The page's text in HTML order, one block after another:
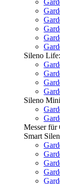
Sileno Life:
Sileno
Messer für
Smart